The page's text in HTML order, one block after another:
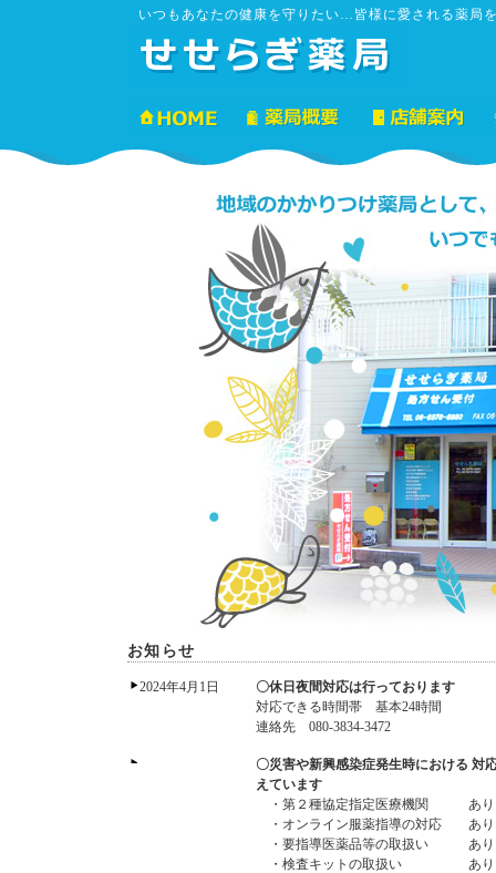
いつもあなたの健康を守りたい…皆様に愛される薬局
お知らせ
2024年4月1日
〇休日夜間対応は行っております
対応できる時間帯 基本24時間
連絡先 080-3834-3472
〇災害や新興感染症発生時における 対
えています
・第２種協定指定医療機関 あり
・オンライン服薬指導の対応 あり
・要指導医薬品等の取扱い あり
・検査キットの取扱い あり